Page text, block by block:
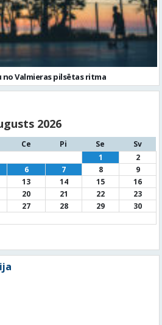
Valmieras pilsētas ritma
2026
Ce Pi Se
Sv
1
2
6 7 8
9
13 14 15
16
20 21 22
23
27 28 29
30